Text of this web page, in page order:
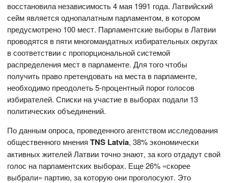
восстановила независимость 4 мая 1991 года. Латвийский
сейм является однопалатным парламентом, в котором
предусмотрено 100 мест. Парламентские выборы в Латвии
проводятся в пяти многомандатных избирательных округах
в соответствии с пропорциональной системой
распределения мест в парламенте. Для того чтобы
получить право претендовать на места в парламенте,
необходимо преодолеть 5-процентный порог голосов
избирателей. Списки на участие в выборах подали 13
политических объединений.
По данным опроса, проведенного агентством исследования
общественного мненияTNS Latvia, 38% экономически
активных жителей Латвии точно знают, за кого отдадут свой
голос на парламентских выборах. Еще 26% «скорее
выбрали» партию, за которую они проголосуют. Это